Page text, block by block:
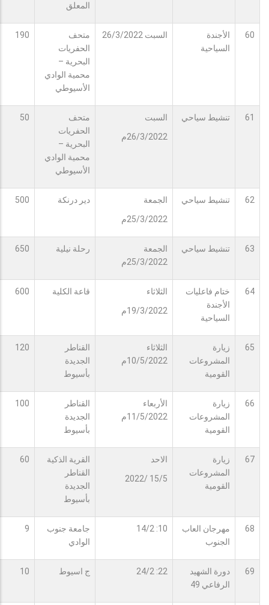
المعلق
60
الأجندة
السياحية
السبت 26/3/2022
متحف
الحفريات
البحرية –
محمية الوادي
الأسيوطي
190
61 تنشيط سياحي
السبت
26/3/2022م
متحف
الحفريات
البحرية –
محمية الوادي
الأسيوطي
50
62 تنشيط سياحي
الجمعة
25/3/2022م
دير درنكة 500
63 تنشيط سياحي
الجمعة
25/3/2022م
رحلة نيلية 650
64
ختام فاعليات
الأجندة
السياحية
الثلاثاء
19/3/2022م
قاعة الكلية 600
65
زيارة
المشروعات
القومية
الثلاثاء
10/5/2022م
القناطر
الجديدة
بأسيوط
120
66
زيارة
المشروعات
القومية
الأربعاء
11/5/2022م
القناطر
الجديدة
بأسيوط
100
67
زيارة
المشروعات
القومية
الاحد
15/5 /2022
القرية الذكية
القناطر
الجديدة
بأسيوط
60
68
مهرجان العاب
الجنوب
10: 14/2
جامعة جنوب
الوادي
9
69
دورة الشهيد
الرفاعي 49
22: 24/2 ج اسيوط 10